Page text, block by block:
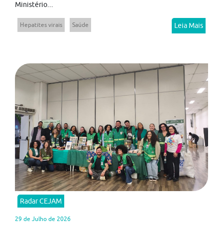
Ministério...
Hepatites virais Saúde Leia Mais
Radar CEJAM
29 de Julho de 2026